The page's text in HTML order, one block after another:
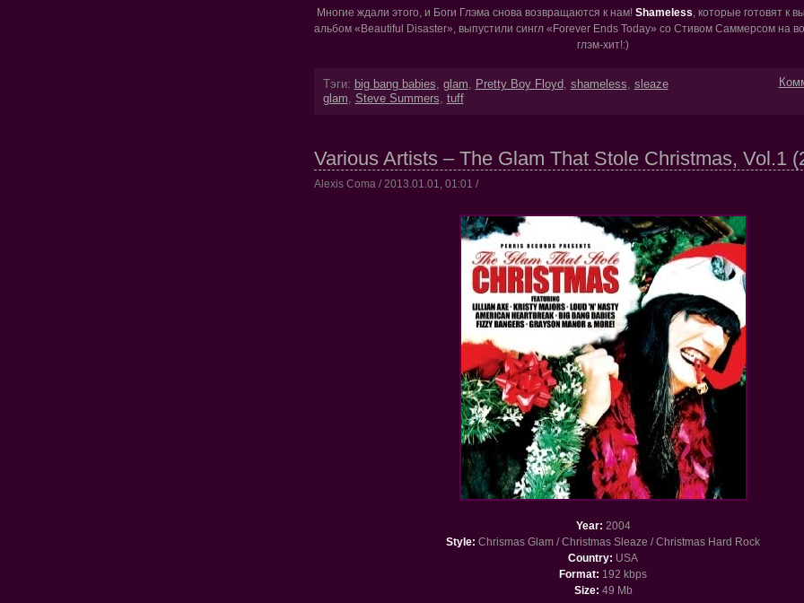
Многие ждали этого, и Боги Глэма снова возвращаются к нам! Shameless , которые готовят к
альбом «Beautiful Disaster», выпустили сингл «Forever Ends Today» со Стивом Саммерсом на
глэм-хит!:)
Тэги: big bang babies, glam, Pretty Boy Floyd, shameless, sleaze
glam, Steve Summers, tuff
Various Artists – The Glam That Stole Christmas, Vol.1
Alexis Coma / 2013.01.01, 01:01 /
Year: 2004
Style: Chrismas Glam / Christmas Sleaze / Christmas Hard Rock
Country: USA
Format: 192 kbps
Size: 49 Mb